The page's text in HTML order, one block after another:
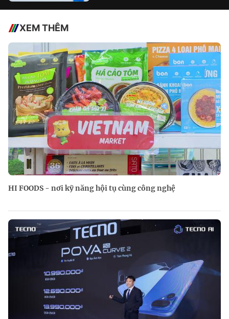
XEM THÊM
HI FOODS - nơi kỹ năng hội tụ cùng công nghệ